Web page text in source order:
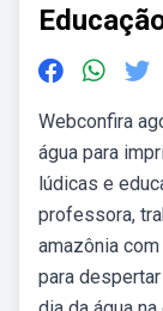
Webconfira
água para
lúdicas e
professora,
amazônia
para